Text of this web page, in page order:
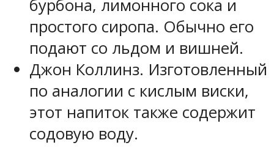
бурбона, лимонного сока и
простого сиропа. Обычно его
подают со льдом и вишней.
Джон Коллинз. Изготовленный
по аналогии с кислым виски,
этот напиток также содержит
содовую воду.